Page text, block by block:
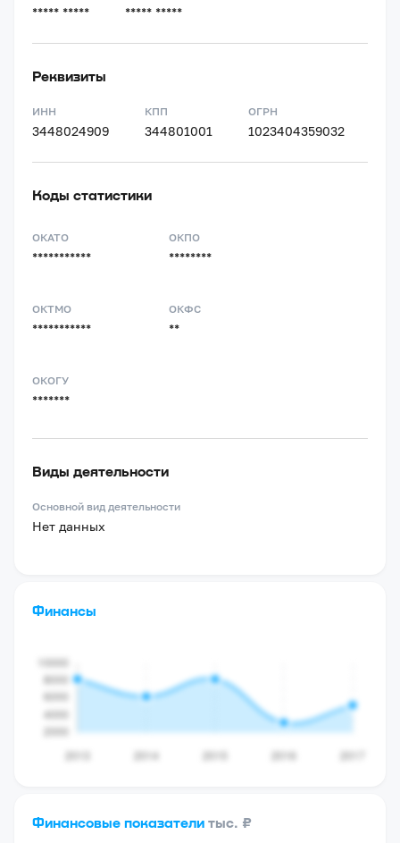
***** ***** ***** *****
Реквизиты
ИНН
3448024909
КПП
344801001
ОГРН
1023404359032
Коды статистики
ОКАТО
***********
ОКПО
********
ОКТМО
***********
ОКФС
**
ОКОГУ
*******
Виды деятельности
Основной вид деятельности
Нет данных
Финансы
Финансовые показатели тыс. ₽